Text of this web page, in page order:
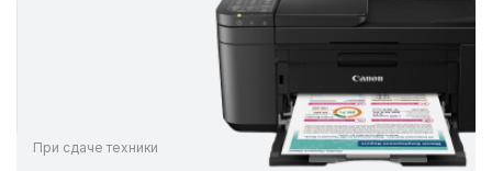
При сдаче техники